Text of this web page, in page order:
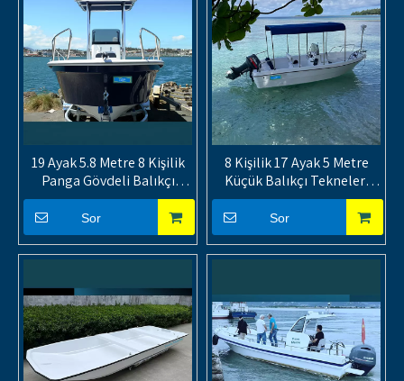
19 Ayak 5.8 Metre 8 Kişilik
Panga Gövdeli Balıkçı
Teknesi
Sor
8 Kişilik 17 Ayak 5 Metre
Küçük Balıkçı Tekneleri
Fiberglas
Sor